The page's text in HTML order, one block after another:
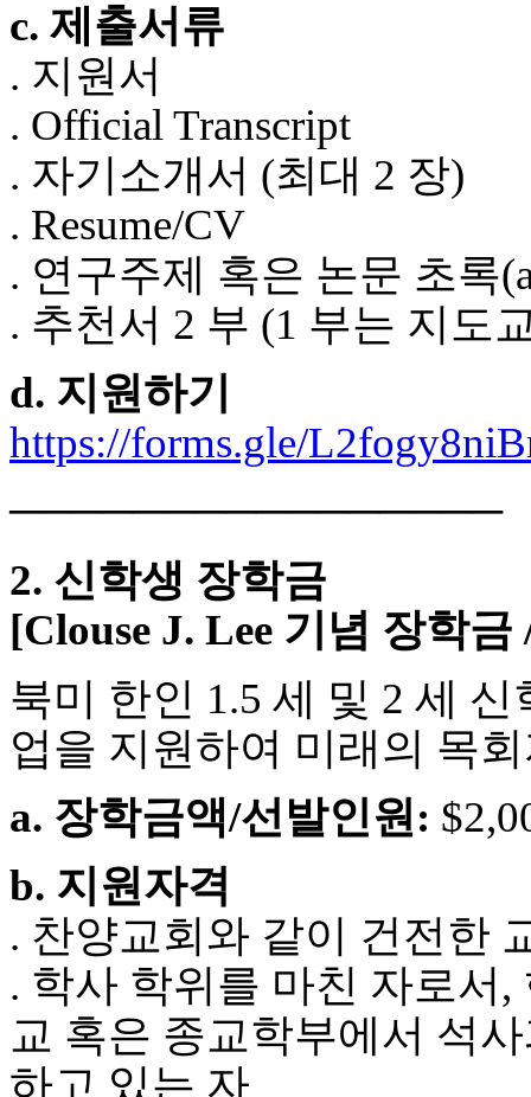
심
중
코
아
뉴
신
노
휴
이
트
무
료
남
시
알
리
후
기
가
평
기
부
약
리
스
구
c. 제출서류
. 지원서
. Official Transcript
. 자기소개서 (최대 2 장)
. Resume/CV
. 연구주제 혹은 논문 초록
. 추천서 2 부 (1 부는 지도
d. 지원하기
https://forms.gle/
────────────────
2. 신학생 장학금
[Clouse J. Lee 기념 장학
북미 한인 1.5 세 및 2 세
업을 지원하여 미래의 목
a. 장학금액/선발인원:
b. 지원자격
. 찬양교회와 같이 건전한
. 학사 학위를 마친 자로서
교 혹은 종교학부에서 석
하고 있는 자